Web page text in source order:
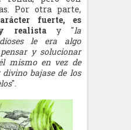
Por otra parte,
fuerte, es
realista y "la
le era algo
y solucionar
mismo en vez de
bajase de los
".